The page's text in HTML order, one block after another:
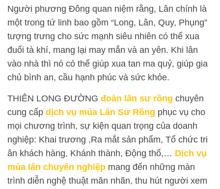
Người phương Đông quan niệm rằng, Lân chính là
một trong tứ linh bao gồm “Long, Lân, Quy, Phụng”
tượng trưng cho sức mạnh siêu nhiên có thể xua
đuổi tà khí, mang lại may mắn và an yên. Khi lân
vào nhà thì nó có thể giúp xua tan ma quỷ, giúp gia
chủ bình an, cầu hạnh phúc và sức khỏe.
THIÊN LONG ĐƯỜNG đoàn lân sư rồng chuyên
cung cấp dịch vụ múa Lân Sư Rồng phục vụ cho
mọi chương trình, sự kiện quan trọng của doanh
nghiệp: Khai trương ,Ra mắt sản phẩm, Tổ chức tri
ân khách hàng, Khánh thành, Động thổ,… Dịch vụ
múa lân chuyên nghiệp mang đến những màn
trình diễn nghệ thuật mãn nhãn, thu hút người xem